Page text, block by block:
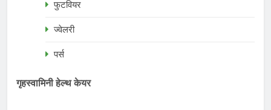
फुटवियर
ज्वेलरी
पर्स
गृहस्वामिनी हेल्थ केयर